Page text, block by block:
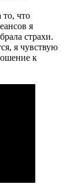
то, что
я
страхи.
я чувствую
к